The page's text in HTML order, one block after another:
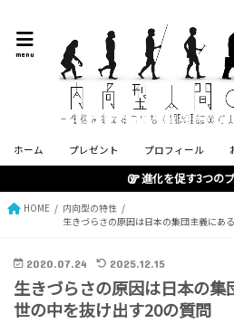
menu
ホーム プレゼント プロフィール
進化を促す3つの
HOME
内向型の特性
生きづらさの原因は日本の集団主義にあ
2020.07.24 2025.12.15
生きづらさの原因は日本の集
世の中を抜け出す20の質問